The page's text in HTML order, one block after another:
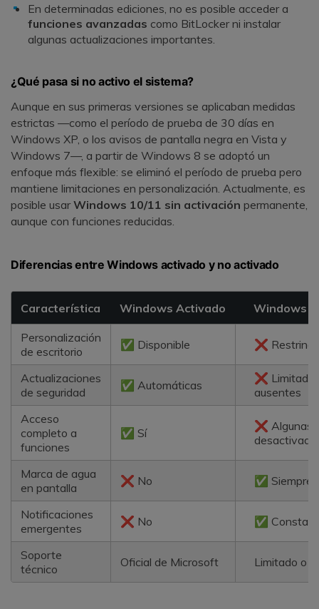
En determinadas ediciones, no es posible acceder a
funciones avanzadas como BitLocker ni instalar
algunas actualizaciones importantes.
¿Qué pasa si no activo el sistema?
Aunque en sus primeras versiones se aplicaban medidas
estrictas —como el período de prueba de 30 días en
Windows XP, o los avisos de pantalla negra en Vista y
Windows 7—, a partir de Windows 8 se adoptó un
enfoque más flexible: se eliminó el período de prueba pero
mantiene limitaciones en personalización. Actualmente, es
posible usar Windows 10/11 sin activación permanente,
aunque con funciones reducidas.
Diferencias entre Windows activado y no activado
Característica Windows Activado Windows
Personalización
de escritorio
✅ Disponible ❌
Actualizaciones
de seguridad
✅ Automáticas
❌
ausentes
Acceso
completo a
funciones
✅ Sí
❌ Algunas
Marca de agua
en pantalla
❌ No ✅ Siempre
Notificaciones
emergentes
❌ No ✅
Soporte
técnico
Oficial de Microsoft Limitado o